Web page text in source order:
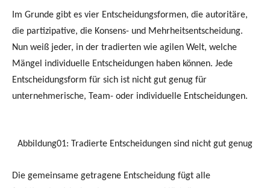
Im Grunde gibt es vier Entscheidungsformen, die autoritäre,
die partizipative, die Konsens- und Mehrheitsentscheidung.
Nun weiß jeder, in der tradierten wie agilen Welt, welche
Mängel individuelle Entscheidungen haben können. Jede
Entscheidungsform für sich ist nicht gut genug für
unternehmerische, Team- oder individuelle Entscheidungen.
Abbildung01: Tradierte Entscheidungen sind nicht gut genug
Die gemeinsame getragene Entscheidung fügt alle